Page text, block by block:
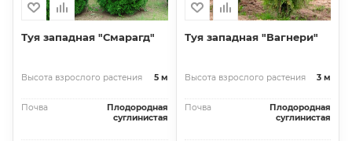
Туя западная "Смарагд"
Высота взрослого растения 5 м
Почва
Плодородная
суглинистая
Туя западная "Вагнери"
Высота взрослого растения 3 м
Почва
Плодородная
суглинистая